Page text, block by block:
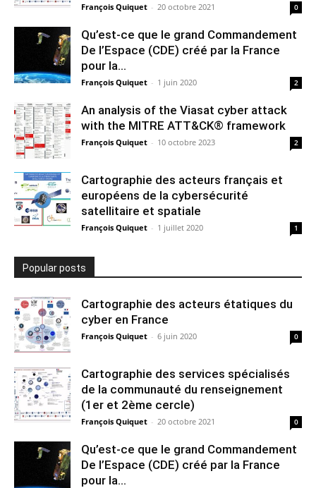
François Quiquet - 20 octobre 2021 0
Qu’est-ce que le grand Commandement
De l’Espace (CDE) créé par la France
pour la...
François Quiquet - 1 juin 2020 2
An analysis of the Viasat cyber attack
with the MITRE ATT&CK® framework
François Quiquet - 10 octobre 2023 2
Cartographie des acteurs français et
européens de la cybersécurité
satellitaire et spatiale
François Quiquet - 1 juillet 2020 1
Popular posts
Cartographie des acteurs étatiques du
cyber en France
François Quiquet - 6 juin 2020 0
Cartographie des services spécialisés
de la communauté du renseignement
(1er et 2ème cercle)
François Quiquet - 20 octobre 2021 0
Qu’est-ce que le grand Commandement
De l’Espace (CDE) créé par la France
pour la...